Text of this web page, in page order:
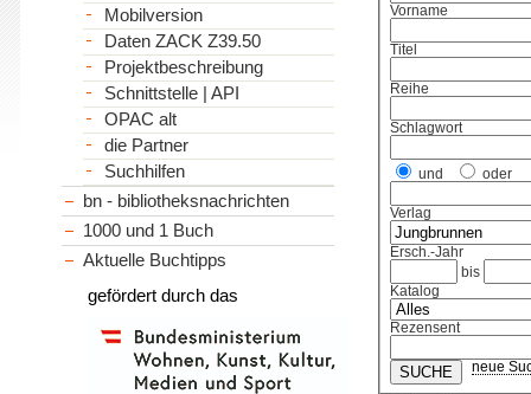
Vorname
Titel
Reihe
Schlagwort
und oder
Verlag
Ersch.-Jahr
bis
Katalog
Rezensent
neue
Mobilversion
Daten ZACK Z39.50
Projektbeschreibung
Schnittstelle | API
OPAC alt
die Partner
Suchhilfen
bn - bibliotheksnachrichten
1000 und 1 Buch
Aktuelle Buchtipps
gefördert durch das